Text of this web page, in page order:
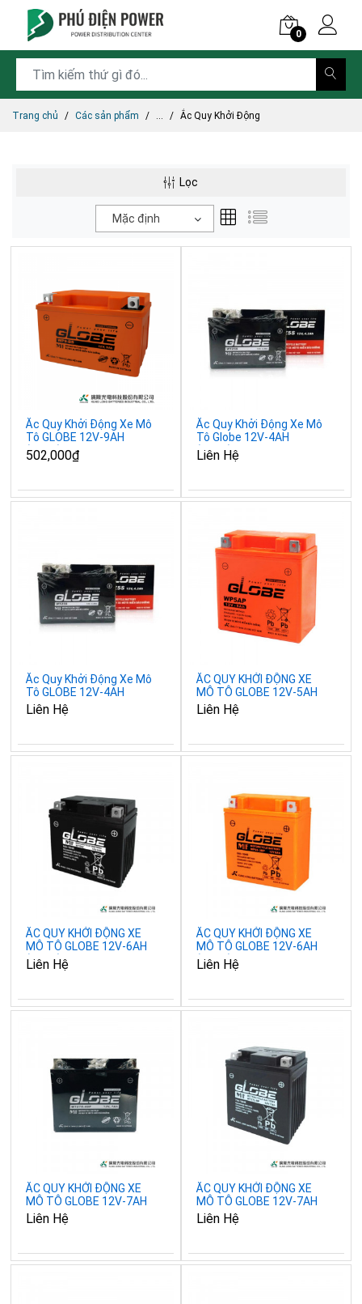
0
Trang chủ Các sản phẩm ... Ắc Quy Khởi Động
Lọc
Mặc định
Ắc Quy Khởi Động Xe Mô
Tô GLOBE 12V-9AH
(10HR), WP9-BS
502,000₫
Ắc Quy Khởi Động Xe Mô
Tô Globe 12V-4AH
(10HR), WTZ5S
Liên Hệ
Ắc Quy Khởi Động Xe Mô
Tô GLOBE 12V-4AH
(10HR), WTZ5S-E
Liên Hệ
ẮC QUY KHỞI ĐỘNG XE
MÔ TÔ GLOBE 12V-5AH
(10HR), WP5AP
Liên Hệ
ẮC QUY KHỞI ĐỘNG XE
MÔ TÔ GLOBE 12V-6AH
(10HR), WTZ6V
Liên Hệ
ẮC QUY KHỞI ĐỘNG XE
MÔ TÔ GLOBE 12V-6AH
(10HR), WP5S-3BP
Liên Hệ
ẮC QUY KHỞI ĐỘNG XE
MÔ TÔ GLOBE 12V-7AH
(10HR), WTZ7A-4BP
Liên Hệ
ẮC QUY KHỞI ĐỘNG XE
MÔ TÔ GLOBE 12V-7AH
(10HR), WTZ7L-BP
Liên Hệ